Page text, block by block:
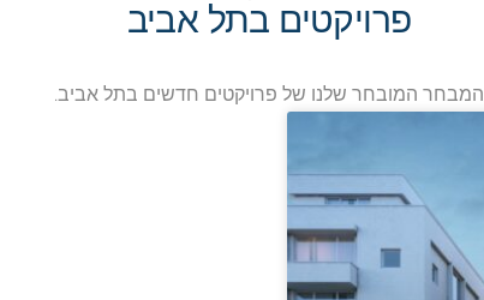
פרויקטים בתל אביב
המבחר המובחר שלנו של פרויקטים חדשים בתל אביב.